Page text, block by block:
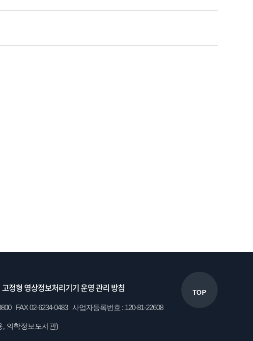
고정형 영상정보처리기기 운영 관리 방침
FAX 02-6234-0483 사업자등록번호 : 120-81-22608
, 의학정보도서관)
TOP